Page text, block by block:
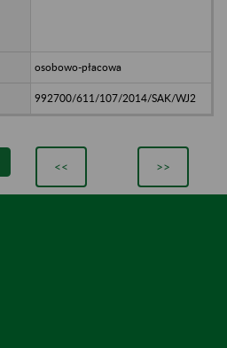
osobowo-płacowa
992700/611/107/2014/SAK/WJ2
<< >>